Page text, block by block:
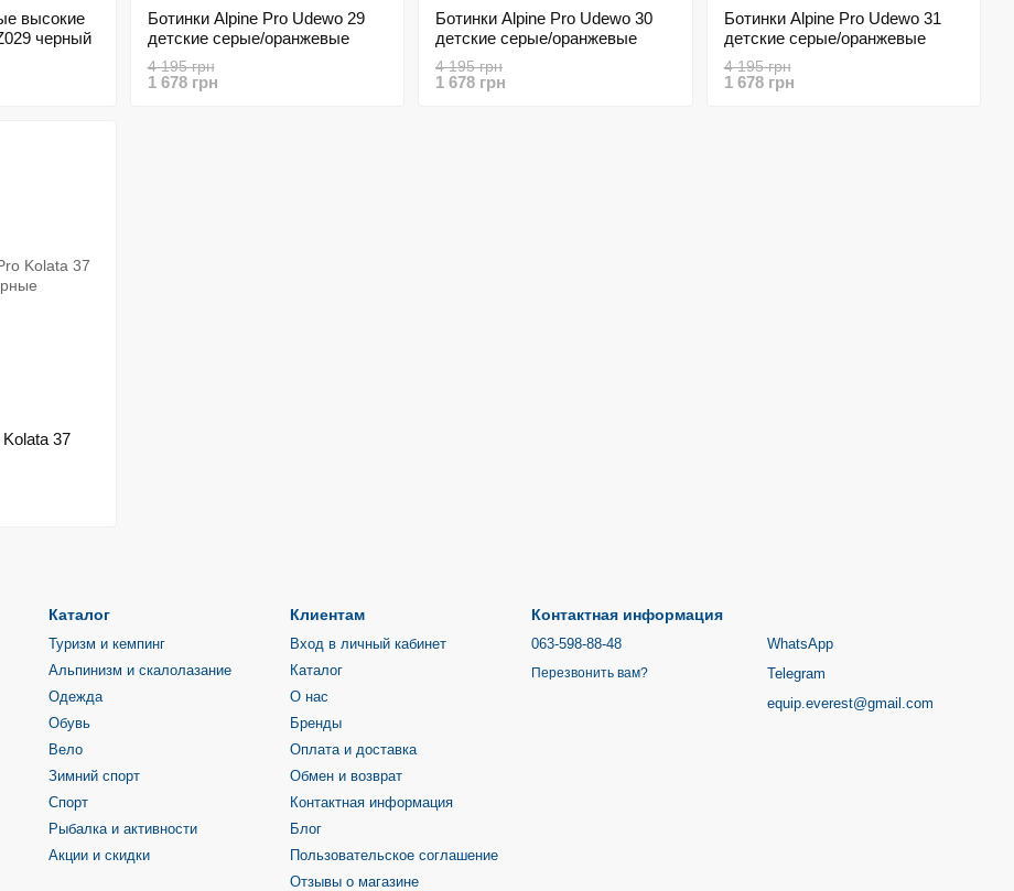
высокие
черный
Ботинки Alpine Pro Udewo 29
детские серые/оранжевые
4 195 грн
1 678 грн
Ботинки Alpine Pro Udewo 30
детские серые/оранжевые
4 195 грн
1 678 грн
Ботинки Alpine Pro Udewo 31
детские серые/оранжевые
4 195 грн
1 678 грн
37
Каталог
Туризм и кемпинг
Альпинизм и скалолазание
Одежда
Обувь
Вело
Зимний спорт
Спорт
Рыбалка и активности
Акции и скидки
Клиентам
Вход в личный кабинет
Каталог
О нас
Бренды
Оплата и доставка
Обмен и возврат
Контактная информация
Блог
Пользовательское соглашение
Отзывы о магазине
Контактная информация
063-598-88-48
Перезвонить вам?
WhatsApp
Telegram
equip.everest@gmail.com